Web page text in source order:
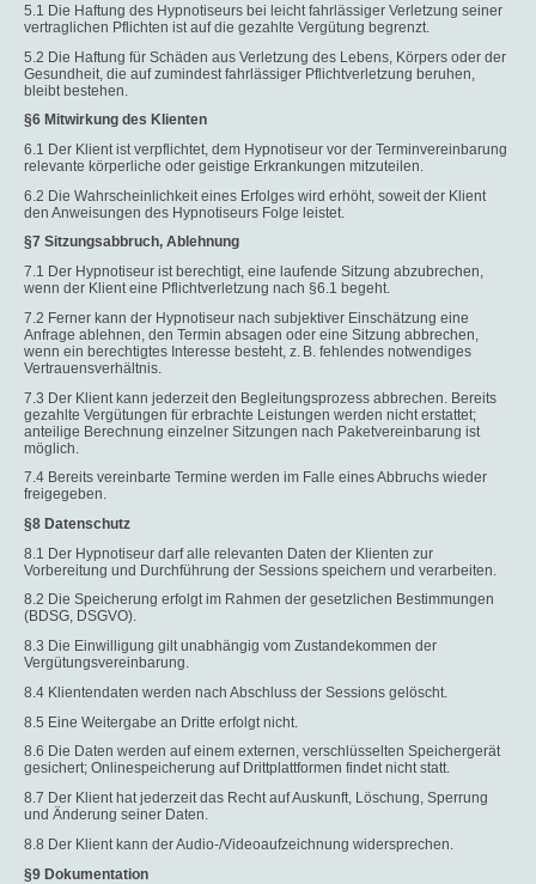
5.1 Die Haftung des Hypnotiseurs bei leicht fahrlässiger Verletzung seiner
vertraglichen Pflichten ist auf die gezahlte Vergütung begrenzt.
5.2 Die Haftung für Schäden aus Verletzung des Lebens, Körpers oder der
Gesundheit, die auf zumindest fahrlässiger Pflichtverletzung beruhen,
bleibt bestehen.
§6 Mitwirkung des Klienten
6.1 Der Klient ist verpflichtet, dem Hypnotiseur vor der Terminvereinbarung
relevante körperliche oder geistige Erkrankungen mitzuteilen.
6.2 Die Wahrscheinlichkeit eines Erfolges wird erhöht, soweit der Klient
den Anweisungen des Hypnotiseurs Folge leistet.
§7 Sitzungsabbruch, Ablehnung
7.1 Der Hypnotiseur ist berechtigt, eine laufende Sitzung abzubrechen,
wenn der Klient eine Pflichtverletzung nach §6.1 begeht.
7.2 Ferner kann der Hypnotiseur nach subjektiver Einschätzung eine
Anfrage ablehnen, den Termin absagen oder eine Sitzung abbrechen,
wenn ein berechtigtes Interesse besteht, z. B. fehlendes notwendiges
Vertrauensverhältnis.
7.3 Der Klient kann jederzeit den Begleitungsprozess abbrechen. Bereits
gezahlte Vergütungen für erbrachte Leistungen werden nicht erstattet;
anteilige Berechnung einzelner Sitzungen nach Paketvereinbarung ist
möglich.
7.4 Bereits vereinbarte Termine werden im Falle eines Abbruchs wieder
freigegeben.
§8 Datenschutz
8.1 Der Hypnotiseur darf alle relevanten Daten der Klienten zur
Vorbereitung und Durchführung der Sessions speichern und verarbeiten.
8.2 Die Speicherung erfolgt im Rahmen der gesetzlichen Bestimmungen
(BDSG, DSGVO).
8.3 Die Einwilligung gilt unabhängig vom Zustandekommen der
Vergütungsvereinbarung.
8.4 Klientendaten werden nach Abschluss der Sessions gelöscht.
8.5 Eine Weitergabe an Dritte erfolgt nicht.
8.6 Die Daten werden auf einem externen, verschlüsselten Speichergerät
gesichert; Onlinespeicherung auf Drittplattformen findet nicht statt.
8.7 Der Klient hat jederzeit das Recht auf Auskunft, Löschung, Sperrung
und Änderung seiner Daten.
8.8 Der Klient kann der Audio-/Videoaufzeichnung widersprechen.
§9 Dokumentation